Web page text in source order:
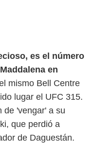
es el número
en
mismo Bell Centre
lugar el UFC 315.
de 'vengar' a su
que perdió a
de Daguestán.